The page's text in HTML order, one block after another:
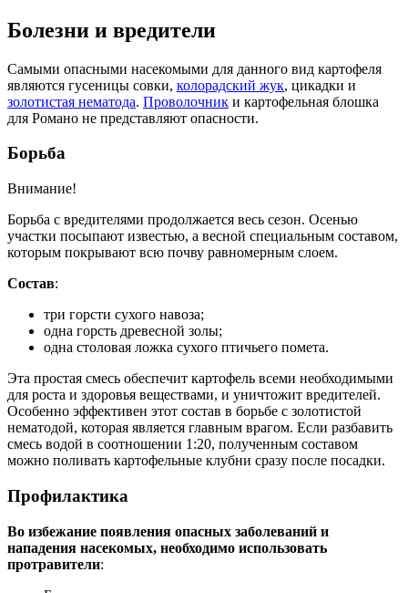
Болезни и вредители
Самыми опасными насекомыми для данного вид картофеля
являются гусеницы совки, колорадский жук, цикадки и
золотистая нематода. Проволочник и картофельная блошка
для Романо не представляют опасности.
Борьба
Внимание!
Борьба с вредителями продолжается весь сезон. Осенью
участки посыпают известью, а весной специальным составом,
которым покрывают всю почву равномерным слоем.
Состав:
три горсти сухого навоза;
одна горсть древесной золы;
одна столовая ложка сухого птичьего помета.
Эта простая смесь обеспечит картофель всеми необходимыми
для роста и здоровья веществами, и уничтожит вредителей.
Особенно эффективен этот состав в борьбе с золотистой
нематодой, которая является главным врагом. Если разбавить
смесь водой в соотношении 1:20, полученным составом
можно поливать картофельные клубни сразу после посадки.
Профилактика
Во избежание появления опасных заболеваний и
нападения насекомых, необходимо использовать
протравители: